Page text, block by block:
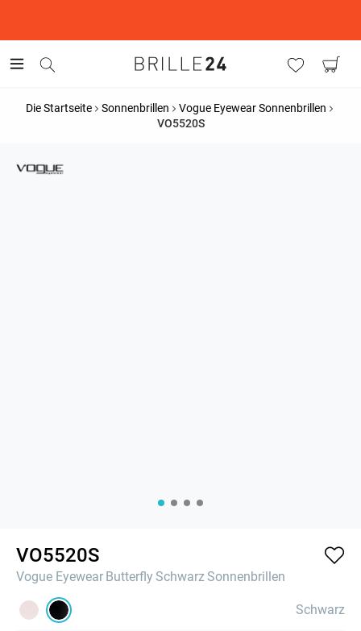
Die Startseite Sonnenbrillen
Vogue Eyewear Sonnenbrillen
VO5520S
VO5520S
Vogue Eyewear Butterfly Schwarz Sonnenbrillen
Schwarz